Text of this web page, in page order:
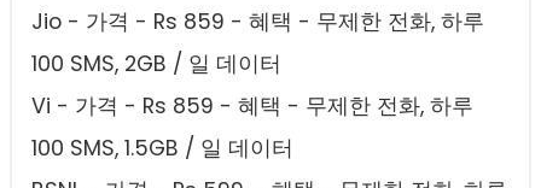
Jio - 가격 - Rs 859 - 혜택 - 무제한 전화, 하루
100 SMS, 2GB / 일 데이터
Vi - 가격 - Rs 859 - 혜택 - 무제한 전화, 하루
100 SMS, 1.5GB / 일 데이터